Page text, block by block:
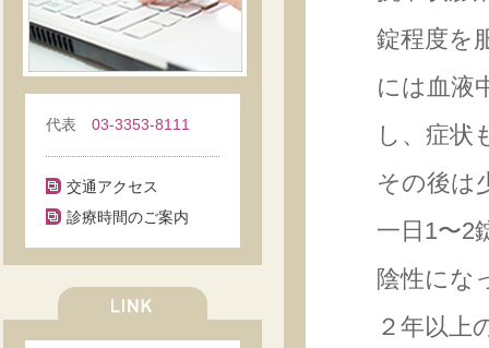
錠程度を
には血液
し、症状
その後は
一日1〜2
陰性にな
２年以上
代表 03-3353-8111
交通アクセス
診療時間のご案内